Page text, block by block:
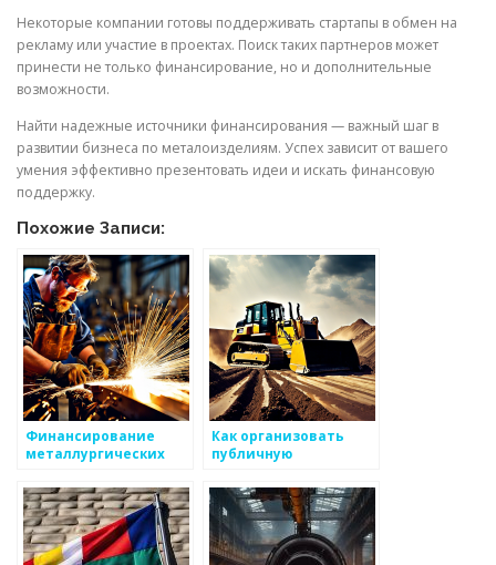
Некоторые компании готовы поддерживать стартапы в обмен на
рекламу или участие в проектах. Поиск таких партнеров может
принести не только финансирование, но и дополнительные
возможности.
Найти надежные источники финансирования — важный шаг в
развитии бизнеса по металоизделиям. Успех зависит от вашего
умения эффективно презентовать идеи и искать финансовую
поддержку.
Похожие Записи:
Финансирование
металлургических
Как организовать
публичную
повышения интереса
к металоизделиям